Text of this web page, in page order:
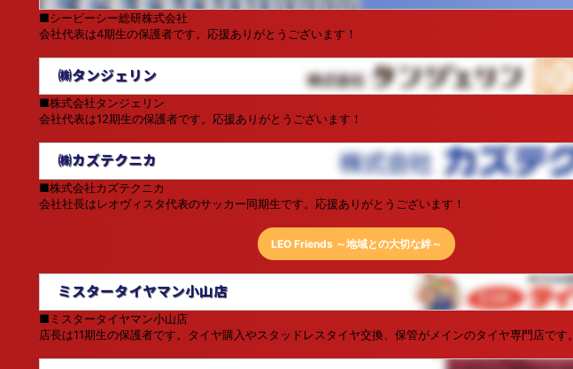
■シービーシー総研株式会社
会社代表は4期生の保護者です。応援ありがとうございます！
㈱タンジェリン
■株式会社タンジェリン
会社代表は12期生の保護者です。応援ありがとうございます！
㈱カズテクニカ
■株式会社カズテクニカ
会社社長はレオヴィスタ代表のサッカー同期生です。応援ありがとうございます！
LEO Friends ～地域との大切な絆～
ミスタータイヤマン小山店
■ミスタータイヤマン小山店
店長は11期生の保護者です。タイヤ購入やスタッドレスタイヤ交換、保管がメインのタイヤ専門店です。